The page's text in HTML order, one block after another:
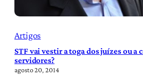
Artigos
STF vai vestir a toga dos juízes ou a
servidores?
agosto 20, 2014